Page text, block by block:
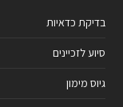
בדיקת כדאיות
סיוע לזכיינים
גיוס מימון